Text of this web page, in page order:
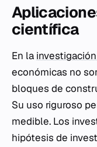
científica
En la
económicas no
bloques de
Su uso riguroso
medible. Los
hipótesis de